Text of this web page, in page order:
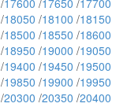
/17600 /17650 /17700
/18050 /18100 /18150
/18500 /18550 /18600
/18950 /19000 /19050
/19400 /19450 /19500
/19850 /19900 /19950
/20300 /20350 /20400